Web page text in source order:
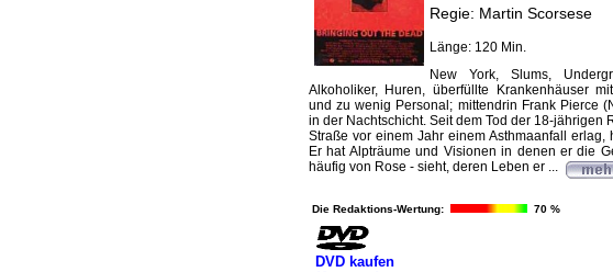
Regie: Martin Scorsese
Länge: 120 Min.
New York, Slums,
Alkoholiker, Huren, überfüllte Krankenhäuser
und zu wenig Personal; mittendrin Frank Pierce
in der Nachtschicht. Seit dem Tod der 18-jährigen
Straße vor einem Jahr einem Asthmaanfall
Er hat Alpträume und Visionen in denen er die
häufig von Rose - sieht, deren Leben er ...
Die Redaktions-Wertung: 70 %
DVD kaufen